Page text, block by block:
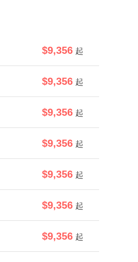
$9,356 起
$9,356 起
$9,356 起
$9,356 起
$9,356 起
$9,356 起
$9,356 起